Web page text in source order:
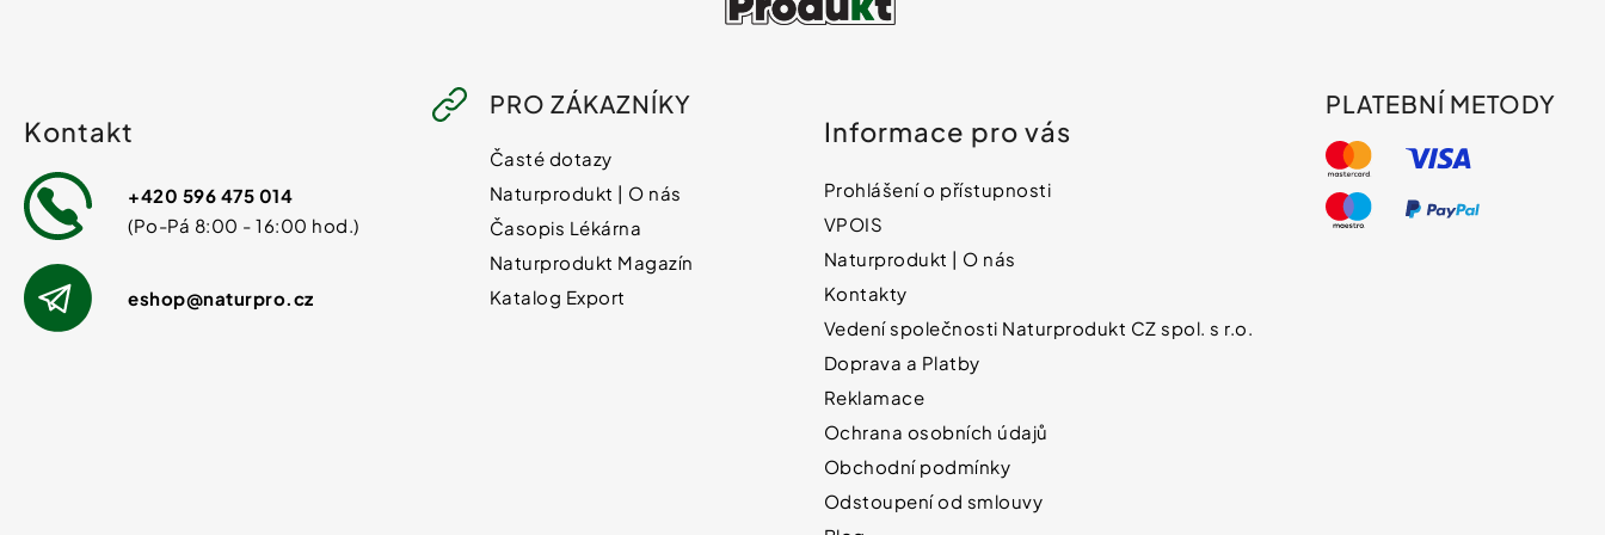
Kontakt
eshop@naturpro.cz
+420 596 475 014
PRO ZÁKAZNÍKY
Časté dotazy
Naturprodukt | O nás
Časopis Lékárna
Naturprodukt Magazín
Katalog Export
Informace pro vás
Prohlášení o přístupnosti
VPOIS
Naturprodukt | O nás
Kontakty
Vedení společnosti Naturprodukt CZ spol. s r.o.
Doprava a Platby
Reklamace
Ochrana osobních údajů
Obchodní podmínky
Odstoupení od smlouvy
PLATEBNÍ METODY